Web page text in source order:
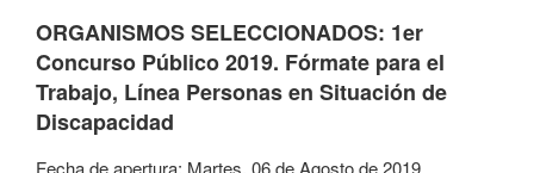
ORGANISMOS SELECCIONADOS: 1er
Concurso Público 2019. Fórmate para el
Trabajo, Línea Personas en Situación de
Discapacidad
Fecha de apertura: Martes, 06deAgostode2019